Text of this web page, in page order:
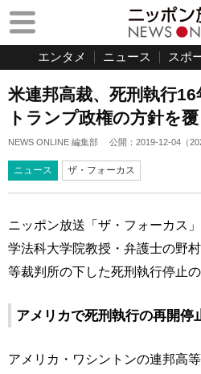
エンタメ ニュース スポ
米連邦高裁、死刑執行
トランプ政権の方針を
NEWS ONLINE 編集部 公開： 2019-12-04 （
ニュース ザ・フォーカス
ニッポン放送「ザ・フォーカス
学法科大学院教授・弁護士の野
等裁判所の下した死刑執行停止
アメリカで死刑執行の再開停
アメリカ・ワシントンの連邦高